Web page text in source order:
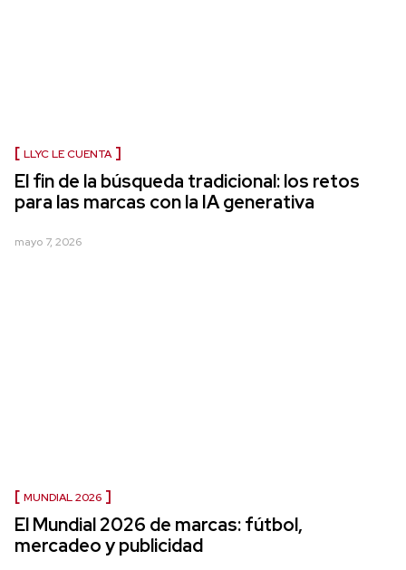
LLYC LE CUENTA
El fin de la búsqueda tradicional: los retos
para las marcas con la IA generativa
mayo 7, 2026
MUNDIAL 2026
El Mundial 2026 de marcas: fútbol,
mercadeo y publicidad